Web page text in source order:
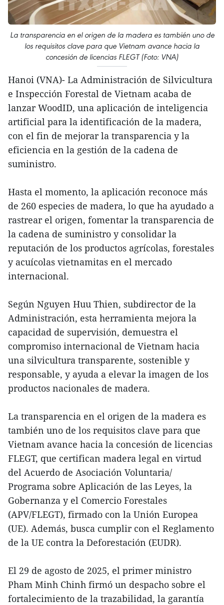
La transparencia en el origen de la madera es también uno de
los requisitos clave para que Vietnam avance hacia la
concesión de licencias FLEGT (Foto: VNA)
Hanoi (VNA)- La Administración de Silvicultura
e Inspección Forestal de Vietnam acaba de
lanzar WoodID, una aplicación de inteligencia
artificial para la identificación de la madera,
con el fin de mejorar la transparencia y la
eficiencia en la gestión de la cadena de
suministro.
Hasta el momento, la aplicación reconoce más
de 260 especies de madera, lo que ha ayudado a
rastrear el origen, fomentar la transparencia de
la cadena de suministro y consolidar la
reputación de los productos agrícolas, forestales
y acuícolas vietnamitas en el mercado
internacional.
Según Nguyen Huu Thien, subdirector de la
Administración, esta herramienta mejora la
capacidad de supervisión, demuestra el
compromiso internacional de Vietnam hacia
una silvicultura transparente, sostenible y
responsable, y ayuda a elevar la imagen de los
productos nacionales de madera.
La transparencia en el origen de la madera es
también uno de los requisitos clave para que
Vietnam avance hacia la concesión de licencias
FLEGT, que certifican madera legal en virtud
del Acuerdo de Asociación Voluntaria/
Programa sobre Aplicación de las Leyes, la
Gobernanza y el Comercio Forestales
(APV/FLEGT), firmado con la Unión Europea
(UE). Además, busca cumplir con el Reglamento
de la UE contra la Deforestación (EUDR).
El 29 de agosto de 2025, el primer ministro
Pham Minh Chinh firmó un despacho sobre el
fortalecimiento de la trazabilidad, la garantía